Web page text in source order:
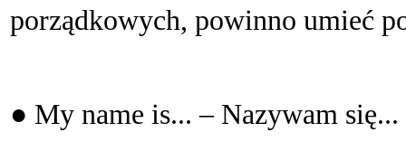
porządkowych, powinno umieć
● My name is... – Nazywam się...